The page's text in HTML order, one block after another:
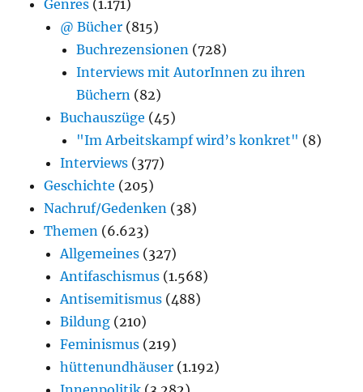
Genres (1.171)
@ Bücher (815)
Buchrezensionen (728)
Interviews mit AutorInnen zu ihren
Büchern (82)
Buchauszüge (45)
"Im Arbeitskampf wird’s konkret" (8)
Interviews (377)
Geschichte (205)
Nachruf/Gedenken (38)
Themen (6.623)
Allgemeines (327)
Antifaschismus (1.568)
Antisemitismus (488)
Bildung (210)
Feminismus (219)
hüttenundhäuser (1.192)